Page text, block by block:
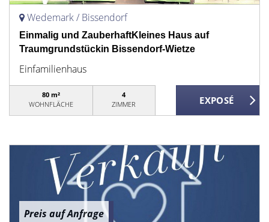
Wedemark / Bissendorf
Einmalig und ZauberhaftKleines Haus auf
Traumgrundstückin Bissendorf-Wietze
Einfamilienhaus
80 m²
WOHNFLÄCHE
4
ZIMMER
Preis auf Anfrage